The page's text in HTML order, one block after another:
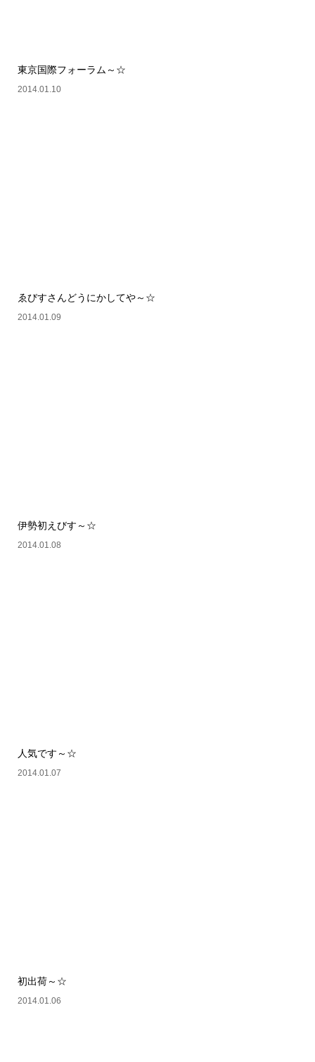
東京国際フォーラム～☆
2014.01.10
ゑびすさんどうにかしてや～☆
2014.01.09
伊勢初えびす～☆
2014.01.08
人気です～☆
2014.01.07
初出荷～☆
2014.01.06